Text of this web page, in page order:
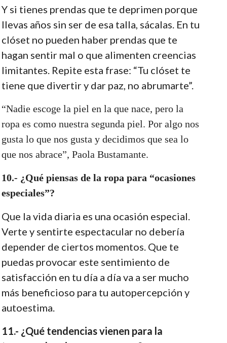
Y si tienes prendas que te deprimen porque
llevas años sin ser de esa talla, sácalas. En tu
clóset no pueden haber prendas que te
hagan sentir mal o que alimenten creencias
limitantes. Repite esta frase: “Tu clóset te
tiene que divertir y dar paz, no abrumarte”.
“Nadie escoge la piel en la que nace, pero la
ropa es como nuestra segunda piel. Por algo nos
gusta lo que nos gusta y decidimos que sea lo
que nos abrace”, Paola Bustamante.
10.- ¿Qué piensas de la ropa para “ocasiones
especiales”?
Que la vida diaria es una ocasión especial.
Verte y sentirte espectacular no debería
depender de ciertos momentos. Que te
puedas provocar este sentimiento de
satisfacción en tu día a día va a ser mucho
más beneficioso para tu autopercepción y
autoestima.
11.- ¿Qué tendencias vienen para la